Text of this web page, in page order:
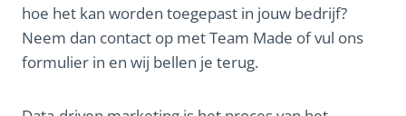
hoe het kan worden toegepast in jouw bedrijf?
Neem dan contact op met Team Made of vul ons
formulier in en wij bellen je terug.